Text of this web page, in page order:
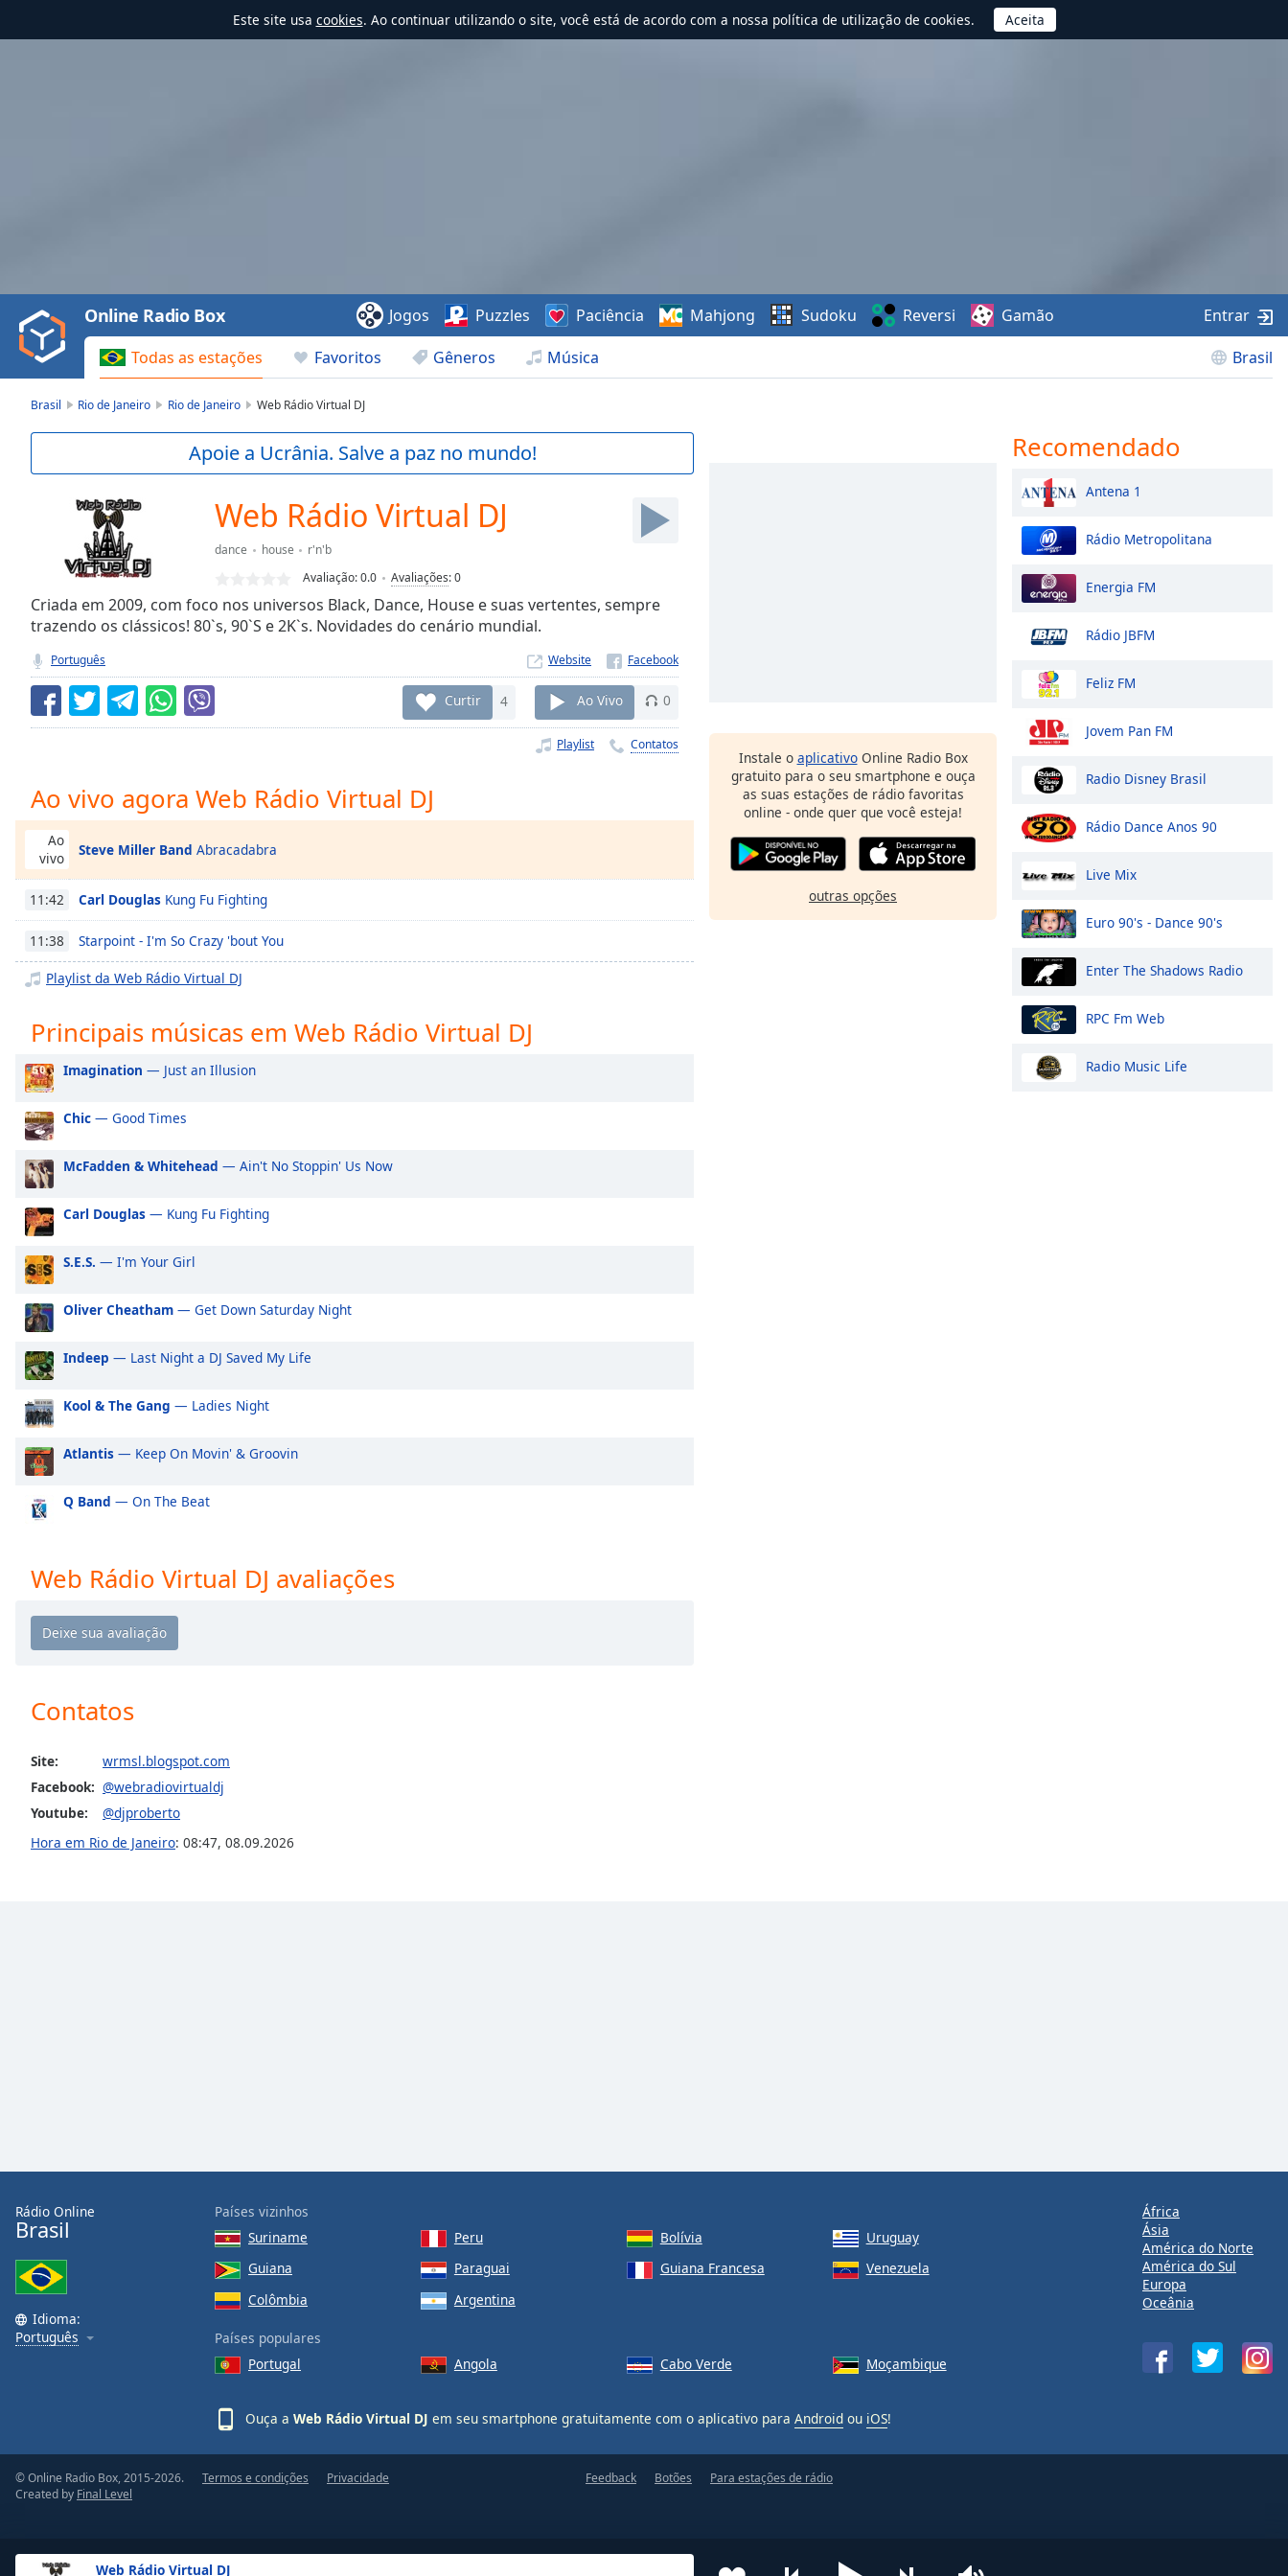
Este site usa cookies. Ao continuar utilizando o site, você está de acordo com a nossa política de utilização de cookies.
Video
Play
Backward
Skip
Current
-:-
TypeLIVE
Seek to
currently
behind
LIVE
Remaining
Time-
Playback
Rate
Chapters
Chapters
Descriptions
descriptions
subtitles
settings
opens
settings
dialog
subtitles
off
selected
Track
Picture-
in-
Picture
Fullscreen
This
modal
window.
dialog
window.
Escape
close
window.
Color
Opacity
Font
Size
Text
Family
Close
Web Rádio Virtual DJ
Todas as estações Favoritos Gêneros Música Brasil
Online Radio Box Jogos Puzzles Paciência Mahjong Sudoku Reversi Gamão Entrar
Brasil Rio de Janeiro Rio de Janeiro Web Rádio Virtual DJ
Apoie a Ucrânia. Salve a paz no mundo!
Web Rádio Virtual DJ
dance house
r'n'b
Avaliação:0.0 Avaliações:0
Criada em 2009, com foco nos universos Black, Dance, House e suas vertentes, sempre
trazendo os clássicos! 80`s, 90`S e 2K`s. Novidades do cenário mundial.
Português Website
Curtir 4 Ao Vivo 0
Playlist Contatos
Ao vivo agora Web Rádio Virtual DJ
Ao
vivo
Steve Miller Band Abracadabra
11:42 Carl Douglas Kung Fu Fighting
11:38 Starpoint - I'm So Crazy 'bout You
Playlist da Web Rádio Virtual DJ
Principais músicas em Web Rádio Virtual DJ
Imagination — Just an Illusion
Chic — Good Times
McFadden & Whitehead — Ain't No Stoppin' Us Now
Carl Douglas — Kung Fu Fighting
S.E.S. — I'm Your Girl
Oliver Cheatham — Get Down Saturday Night
Indeep — Last Night a DJ Saved My Life
Kool & The Gang — Ladies Night
Atlantis — Keep On Movin' & Groovin
Q Band — On The Beat
Web Rádio Virtual DJ avaliações
Contatos
Site:
wrmsl.blogspot.com
Facebook: @webradiovirtualdj
Youtube:
@djproberto
Hora em Rio de Janeiro: 08:47, 08.09.2026
Instale o aplicativoOnline Radio Box
gratuito para o seu smartphone e ouça
as suas estações de rádio favoritas
online - onde quer que você esteja!
outras opções
Recomendado
Antena 1
Rádio Metropolitana
Energia FM
Rádio JBFM
Feliz FM
Jovem Pan FM
Radio Disney Brasil
Rádio Dance Anos 90
Live Mix
Euro 90's - Dance 90's
Enter The Shadows Radio
RPC Fm Web
Radio Music Life
Rádio Online
Brasil
Idioma:
Português
Países vizinhos
Suriname
Peru Bolívia
Uruguay
Guiana
Paraguai Guiana Francesa
Venezuela
Colômbia
Argentina
Países populares
Portugal
Angola Cabo Verde Moçambique
Ouça a Web Rádio Virtual DJ em seu smartphone gratuitamente com o aplicativo para Android ou iOS!
África
Ásia
América do Norte
América do Sul
Europa
Oceânia
© Online Radio Box, 2015-2026.
Created by Final Level
Termos e condições Privacidade Feedback Botões Para estações de rádio